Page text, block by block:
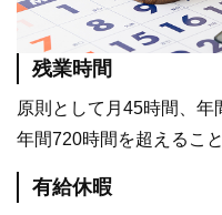
残業時間
原則として月45時間、
年間720時間を超えるこ
有給休暇